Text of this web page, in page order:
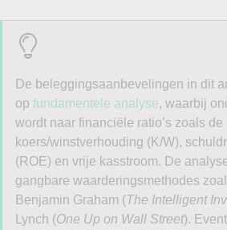
De beleggingsaanbevelingen in dit
op fundamentele analyse, waarbij
wordt naar financiële ratio’s zoals de
koers/winstverhouding (K/W),
(ROE) en vrije kasstroom. De
gangbare waarderingsmethodes
Benjamin Graham (The Intelligent
Lynch (One Up on Wall Street).